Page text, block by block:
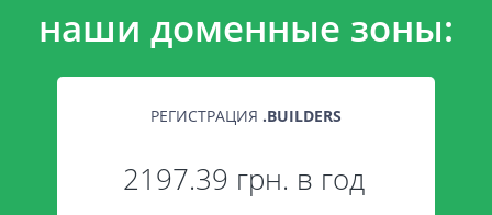
наши доменные зоны:
РЕГИСТРАЦИЯ .BUILDERS
2197.39 грн. в год